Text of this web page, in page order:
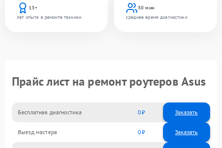
13+
лет опыта в ремонте техники
30 мин
среднее время диагностики
Прайс лист на ремонт роутеров Asus
Бесплатная диагностика 0 Заказать
Выезд мастера 0 Заказать